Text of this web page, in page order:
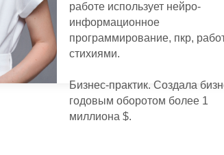
работе использует нейро-
информационное
программирование, пкр,
стихиями.
Бизнес-практик. Создала
годовым оборотом более 1
миллиона $.